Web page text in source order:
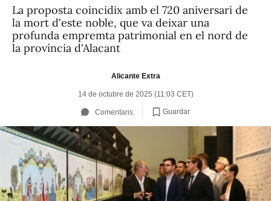
La proposta coincidix amb el 720 aniversari de
la mort d'este noble, que va deixar una
profunda empremta patrimonial en el nord de
la província d'Alacant
Alicante Extra
14 de octubre de 2025 (11:03 CET)
Comentaris Guardar